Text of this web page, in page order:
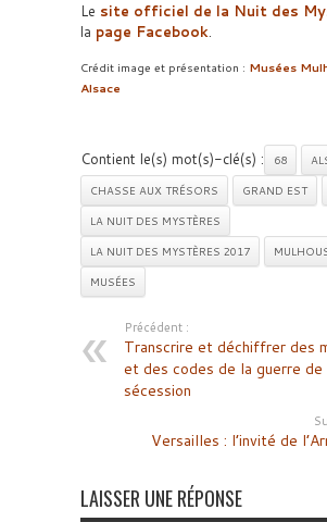
Le site officiel de la Nuit des
la page Facebook.
Crédit image et présentation : Musées
Alsace
Contient le(s) mot(s)-clé(s) : 68
CHASSE AUX TRÉSORS
GRAND EST
LA NUIT DES MYSTÈRES
LA NUIT DES MYSTÈRES 2017
MUSÉES
Précédent :
Transcrire et déchiffrer des
et des codes de la guerre de
sécession
Versailles : l’invité de
LAISSER UNE RÉPONSE